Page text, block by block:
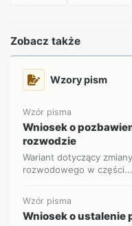
Zobacz także
Wzory pism
Wzór pisma
Wniosek o
rozwodzie
Wariant dotyczący
rozwodowego w części...
Wzór pisma
Wniosek o ustalenie